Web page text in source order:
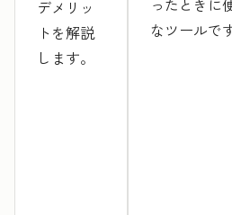
デメリッ
トを解説
します。
ったときに
なツールで